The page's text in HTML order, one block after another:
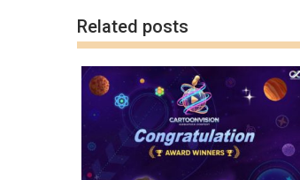
k k
Related posts